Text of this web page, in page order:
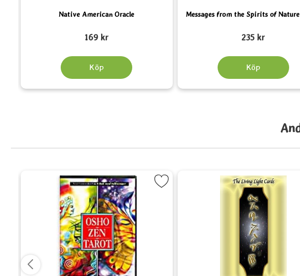
Native American Oracle
169 kr
Köp
Messages from the Spirits of
235 kr
Köp
Set som favorit Markera Osho zen tarot (på svenska) som favorit Markera